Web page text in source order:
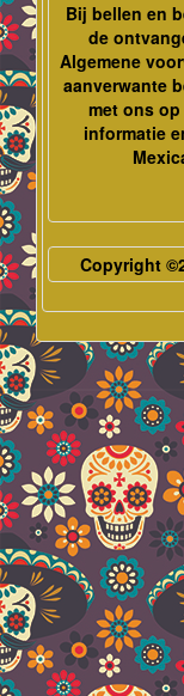
Bij bellen en
de
Algemene
aanverwante
met ons
informatie
Copyright